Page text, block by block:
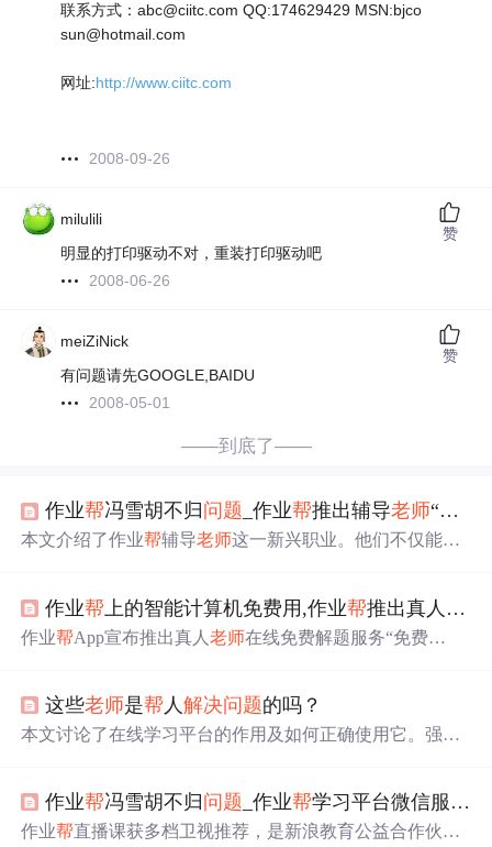
联系方式：abc@ciitc.com QQ:174629429 MSN:bjco
sun@hotmail.com
网址:http://www.ciitc.com
2008-09-26
milulili
明显的打印驱动不对，重装打印驱动吧
2008-06-26
赞
meiZiNick
有问题请先GOOGLE,BAIDU
2008-05-01
赞
——到底了——
作业帮冯雪胡不归 问题 _作业帮推出辅导老师“家庭陪伴计划” 让教育更有温度|讲题...
本文介绍了作业帮辅导老师这一新兴职业。他们不仅能课
例。辅导老师群体多为95后高学历女性，推动在线教育资
源分配更均衡。
作业帮 上的智能计算机免费用,作业帮推出真人 老师
作业帮App宣布推出真人老师在线免费解题服务“免费
大优势，提供18分钟内即时解析，准确率超过97%，覆盖
全学科内容，并有大量师资储备，实现24小时在线答疑。
这些老师是帮 人解决问题的吗？
本文讨论了在线学习平台的作用及如何正确使用它。强调
三者共赢的重要性。
作业帮冯雪胡不归问题 _作业帮学习平台微信服务号关注
作业帮直播课获多档卫视推荐，是新浪教育公益合作伙